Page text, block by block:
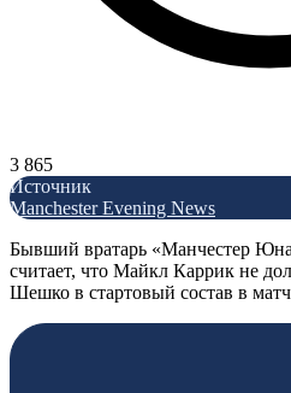
3 865
Источник
Manchester Evening News
Бывший вратарь «Манчестер
считает, что Майкл Каррик не
Шешко в стартовый состав в